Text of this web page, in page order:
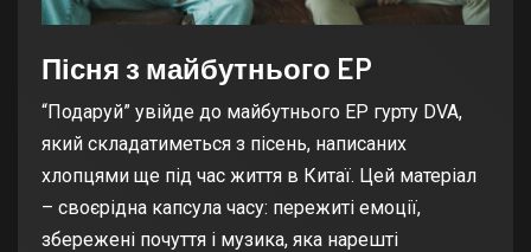
Пісня з майбутнього EP
“Подаруй” увійде до майбутнього EP гурту DVA,
який складатиметься з пісень, написаних
хлопцями ще під час життя в Китаї. Цей матеріал
– своєрідна капсула часу: пережиті емоції,
збережені почуття і музика, яка нарешті